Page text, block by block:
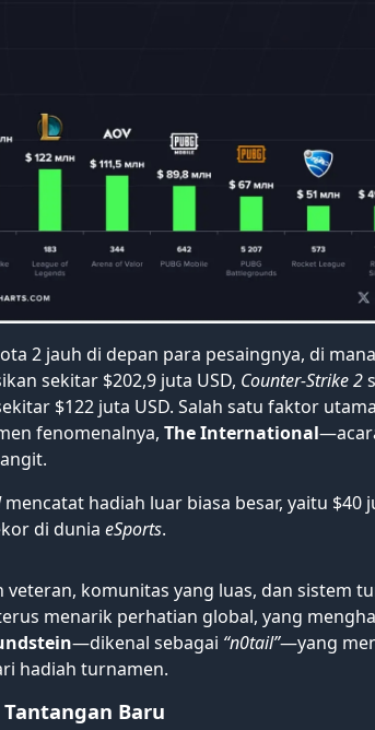
2 jauh di depan para pesaingnya, di
sekitar $202,9 juta USD, Counter-Strike 2
$122 juta USD. Salah satu faktor
fenomenalnya, The International
mencatat hadiah luar biasa besar, yaitu $40
di dunia eSports.
veteran, komunitas yang luas, dan sistem
menarik perhatian global, yang
—dikenal sebagai “n0tail”—yang
hadiah turnamen.
Baru